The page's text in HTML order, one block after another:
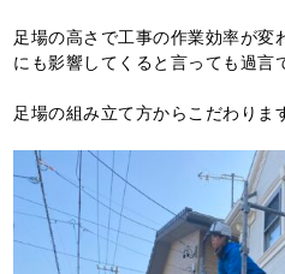
足場の高さで工事の作業効率が変
にも影響してくると言っても過言
足場の組み立て方からこだわりま